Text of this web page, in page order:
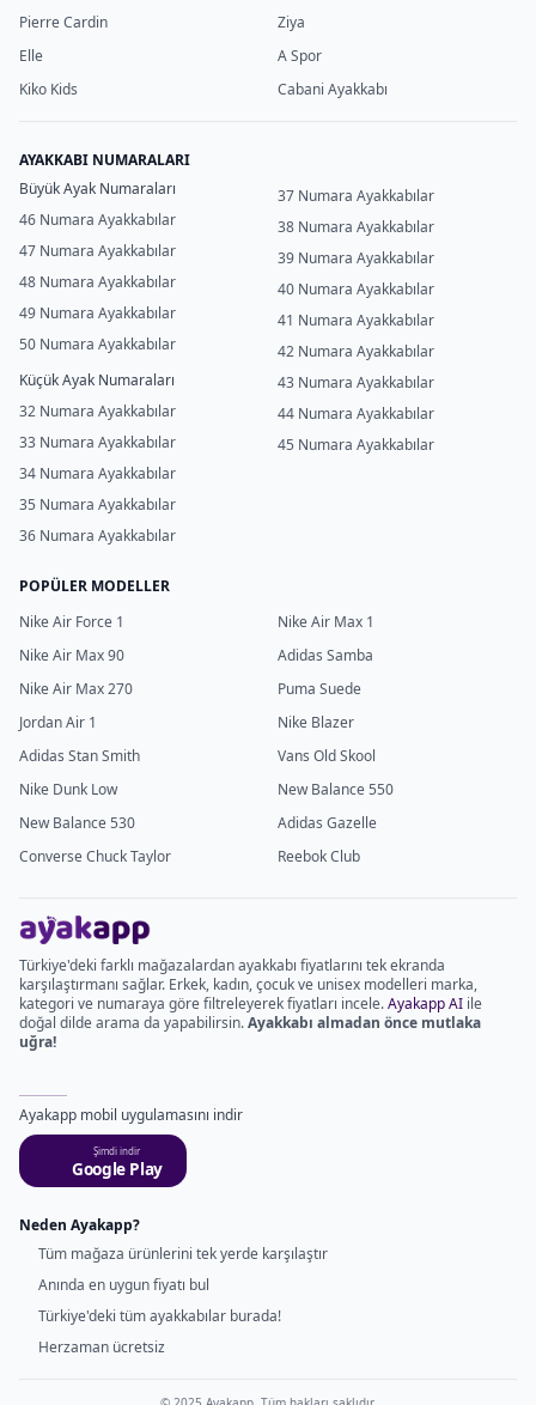
Pierre Cardin
Elle
Kiko Kids
Ziya
A Spor
Cabani Ayakkabı
AYAKKABI NUMARALARI
Büyük Ayak Numaraları
46 Numara Ayakkabılar
47 Numara Ayakkabılar
48 Numara Ayakkabılar
49 Numara Ayakkabılar
50 Numara Ayakkabılar
Küçük Ayak Numaraları
32 Numara Ayakkabılar
33 Numara Ayakkabılar
34 Numara Ayakkabılar
35 Numara Ayakkabılar
36 Numara Ayakkabılar
37 Numara Ayakkabılar
38 Numara Ayakkabılar
39 Numara Ayakkabılar
40 Numara Ayakkabılar
41 Numara Ayakkabılar
42 Numara Ayakkabılar
43 Numara Ayakkabılar
44 Numara Ayakkabılar
45 Numara Ayakkabılar
POPÜLER MODELLER
Nike Air Force 1
Nike Air Max 90
Nike Air Max 270
Jordan Air 1
Adidas Stan Smith
Nike Dunk Low
New Balance 530
Converse Chuck Taylor
Nike Air Max 1
Adidas Samba
Puma Suede
Nike Blazer
Vans Old Skool
New Balance 550
Adidas Gazelle
Reebok Club
Türkiye'deki farklı mağazalardan ayakkabı fiyatlarını tek ekranda
karşılaştırmanı sağlar. Erkek, kadın, çocuk ve unisex modelleri marka,
kategori ve numaraya göre filtreleyerek fiyatları incele.Ayakapp AI ile
doğal dilde arama da yapabilirsin.Ayakkabı almadan önce mutlaka
uğra!
Ayakapp mobil uygulamasını indir
Şimdi indir
Google Play
Neden Ayakapp?
Tüm mağaza ürünlerini tek yerde karşılaştır
Anında en uygun fiyatı bul
Türkiye'deki tüm ayakkabılar burada!
Herzaman ücretsiz